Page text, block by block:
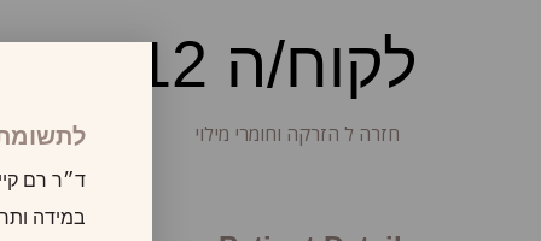
לקוח/ה 12
חזרה ל הזרקה וחומרי מילוי
ד״ר רם
במידה